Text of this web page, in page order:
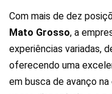
Com mais de dez
Mato Grosso, a
experiências variadas,
oferecendo uma
em busca de avanço